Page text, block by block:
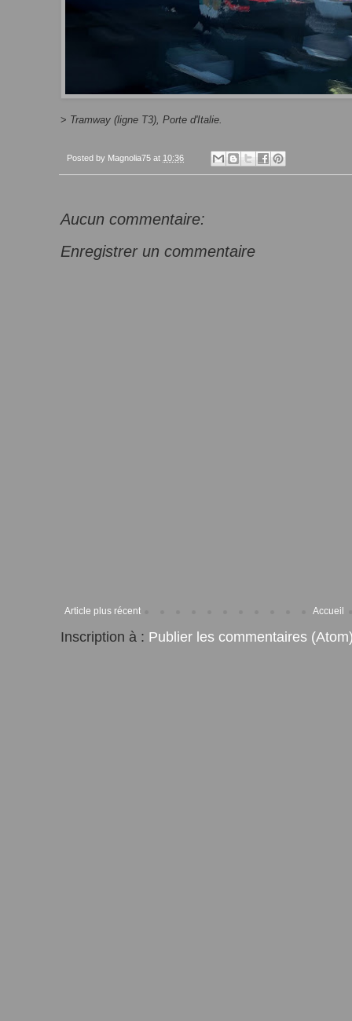
> Tramway (ligne T3), Porte d'Italie.
Posted by Magnolia75 at 10:36
Aucun commentaire:
Enregistrer un commentaire
Article plus récent Accueil
Inscription à : Publier les commentaires